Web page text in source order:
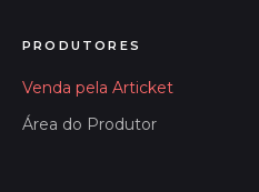
PRODUTORES
Venda pela Articket
Área do Produtor